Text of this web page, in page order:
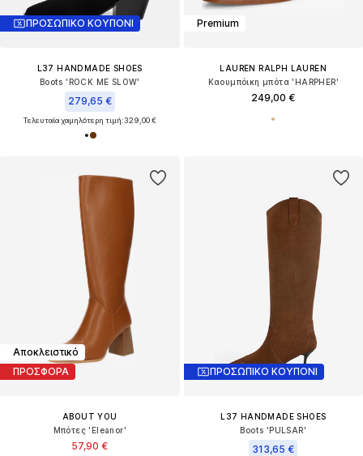
ΠΡΟΣΩΠΙΚΟ ΚΟΥΠΟΝΙ
L37 HANDMADE SHOES
Boots 'ROCK ME SLOW'
279,65 €
Τελευταία χαμηλότερη τιμή:329,00 €
Premium
LAUREN RALPH LAUREN
Καουμπόικη μπότα 'HARPHER'
249,00 €
Αποκλειστικό
ΠΡΟΣΦΟΡΑ
ABOUT YOU
Μπότες 'Eleanor'
57,90 €
ΠΡΟΣΩΠΙΚΟ ΚΟΥΠΟΝΙ
L37 HANDMADE SHOES
Boots 'PULSAR'
313,65 €